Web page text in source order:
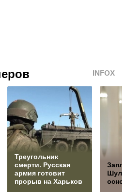
INFOX
Треугольник
смерти. Русская
армия готовит
прорыв на Харьков